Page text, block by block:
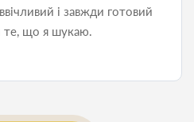
і завжди готовий
те, що я шукаю.